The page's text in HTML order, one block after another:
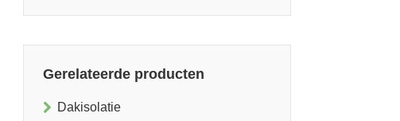
Gerelateerde producten
Dakisolatie